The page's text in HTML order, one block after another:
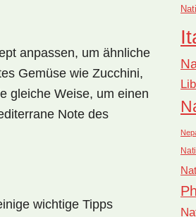
anpassen, um ähnliche
Gemüse wie Zucchini,
gleiche Weise, um einen
Note des
wichtige Tipps